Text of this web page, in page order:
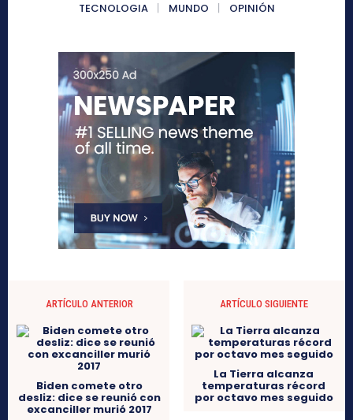
TECNOLOGIA
MUNDO OPINIÓN
ARTÍCULO ANTERIOR
Biden comete otro
desliz: dice se reunió con
excanciller murió 2017
ARTÍCULO SIGUIENTE
La Tierra alcanza
temperaturas récord
por octavo mes seguido